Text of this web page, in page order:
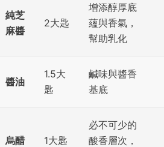
純芝
麻醬
2大匙
增添醇厚底
蘊與香氣，
幫助乳化
醬油
1.5大
匙
鹹味與醬香
基底
烏醋 1大匙
必不可少的
酸香層次，